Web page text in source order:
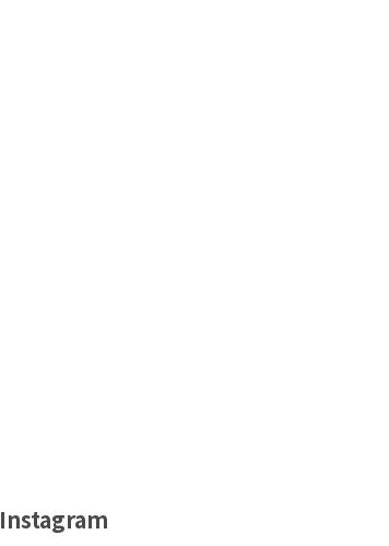
Instagram